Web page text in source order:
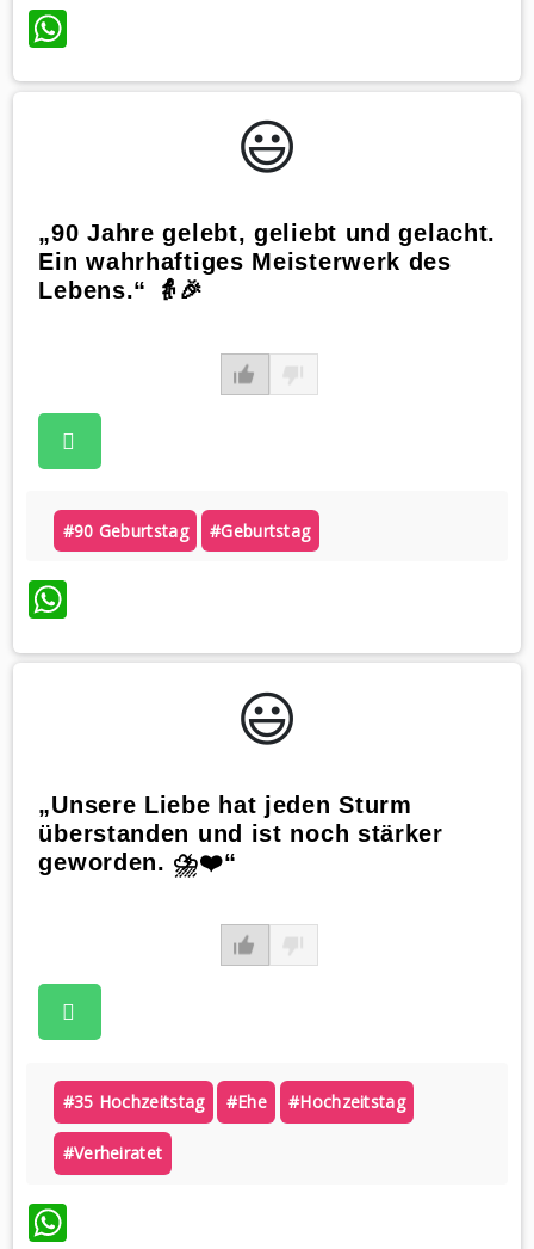
WhatsApp
😃️
„90 Jahre gelebt, geliebt und gelacht.
Ein wahrhaftiges Meisterwerk des
Lebens.“ 👵🎉
#90 Geburtstag #geburtstag
WhatsApp
😃️
„Unsere Liebe hat jeden Sturm
überstanden und ist noch stärker
geworden. ⛈️❤️“
#35 Hochzeitstag #ehe #hochzeitstag
#verheiratet
WhatsApp